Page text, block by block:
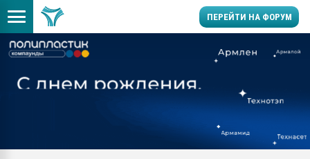
ПЕРЕЙТИ НА ФОРУМ
заводу пластмасс"